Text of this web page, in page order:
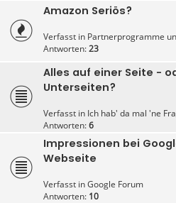
Amazon Seriös?
Verfasst in Partnerprogramme
Antworten:23
Alles auf einer Seite -
Unterseiten?
Verfasst in Ich hab' da mal 'ne
Antworten:6
Impressionen bei
Webseite
Verfasst inGoogle Forum
Antworten: 10